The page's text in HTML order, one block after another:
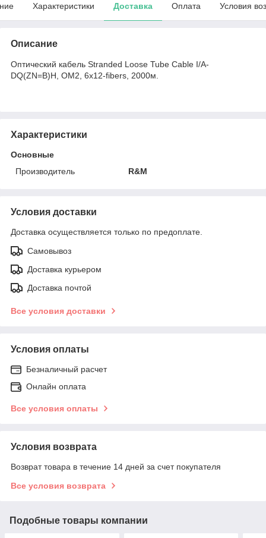
Характеристики Доставка Оплата Условия
Описание
Оптический кабель Stranded Loose Tube Cable I/A-
DQ(ZN=B)H, OM2, 6x12-fibers, 2000м.
Характеристики
Основные
Производитель
R&M
Условия доставки
Доставка осуществляется только по предоплате.
Самовывоз
Доставка курьером
Доставка почтой
Все условия доставки
Условия оплаты
Безналичный расчет
Онлайн оплата
Все условия оплаты
Условия возврата
Возврат товара в течение 14 дней за счет покупателя
Все условия возврата
Подобные товары компании